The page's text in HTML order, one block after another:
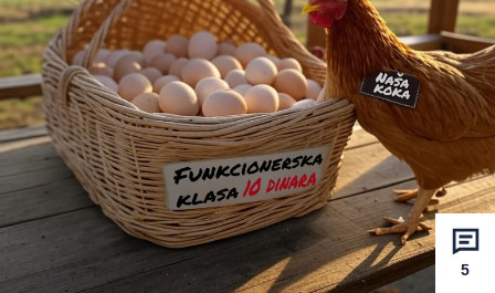
5